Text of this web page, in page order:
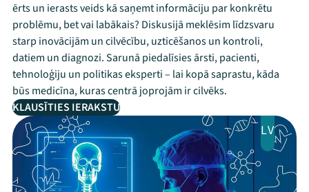
ērts un ierasts veids kā saņemt informāciju par konkrētu
problēmu, bet vai labākais? Diskusijā meklēsim līdzsvaru
starp inovācijām un cilvēcību, uzticēšanos un kontroli,
datiem un diagnozi. Sarunā piedalīsies ārsti, pacienti,
tehnoloģiju un politikas eksperti – lai kopā saprastu, kāda
būs medicīna, kuras centrā joprojām ir cilvēks.
KLAUSĪTIES IERAKSTU
LV